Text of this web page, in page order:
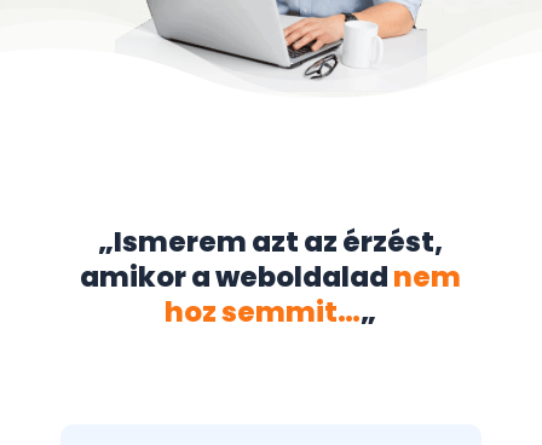
„Ismerem azt az érzést,
amikor a weboldaladnem
hoz semmit…„